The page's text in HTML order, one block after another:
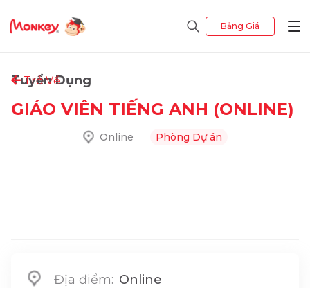
Bảng Giá
Trở Về
Tuyển Dụng
GIÁO VIÊN TIẾNG ANH (ONLINE)
Online Phòng Dự án
Địa điểm: Online